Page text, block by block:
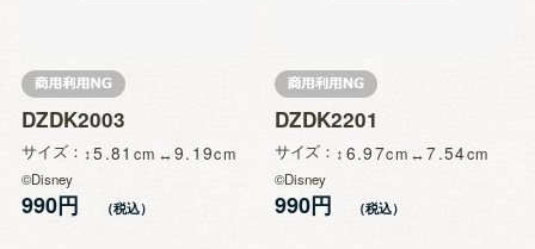
DZDK2003
サイズ 5.81 9.19
©Disney
990円
DZDK2201
サイズ 6.97 7.54
©Disney
990円